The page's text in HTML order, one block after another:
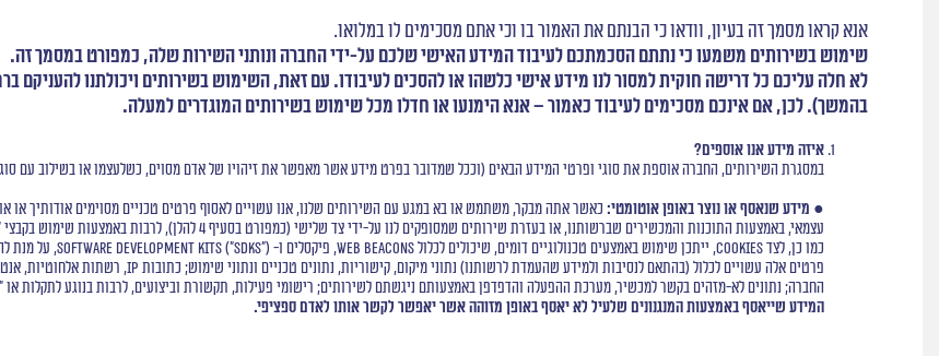
אנא קראו מסמך זה בעיון, וודאו כי הבנתם את האמור בו וכי אתם מסכימים לו במלואו.
שימוש בשירותים משמעו כי נתתם הסכמתכם לעיבוד המידע האישי שלכם על-ידי החברה ונותני השירות שלה, כמפורט במסמך זה.
לא חלה עליכם כל דרישה חוקית למסור לנו מידע אישי כלשהו או להסכים לעיבודו. עם זאת, השימוש בשירותים ויכולתנו להעניקם
בהמשך). לכן, אם אינכם מסכימים לעיבוד כאמור – אנא הימנעו או חדלו מכל שימוש בשירותים המוגדרים למעלה.
איזה מידע אנו אוספים?
במסגרת השירותים, החברה אוספת את סוגי ופרטי המידע הבאים (וככל שמדובר בפרט מידע אשר מאפשר את זיהויו של אדם מסוים, כשלעצמו או בשילוב עם
● מידע שנאסף או נוצר באופן אוטומטי: כאשר אתה מבקר, משתמש או בא במגע עם השירותים שלנו, אנו עשויים לאסוף פרטים טכניים מסוימים אודותיך או
עצמאי, באמצעות התוכנות והמכשירים שברשותנו, או בעזרת שירותים שמסופקים לנו על-ידי צד שלישי (כמפורט בסעיף 4 להלן), לרבות באמצעות שימוש בקבצי "עוגיות" וטכנולוגיות ניטור אחרות (כמפורט בסעיף 5 להלן).
כמו כן, לצד cookies, ייתכן שימוש באמצעים טכנולוגיים דומים, שיכולים לכלול web beacons, פיקסלים ו- software development kits ("SDKs"), על מנת להתאים תכנים שיוצגו לך, להתאים פרסומות שיוצגו לך ועוד (כמפורט בסעיף 5 להלן).
החברה; נתונים לא-מזהים בקשר למכשיר, מערכת ההפעלה והדפדפן באמצעותם ניגשתם לשירותים; רישומי פעילות, תקשורת וביצועים, לרבות בנוגע לתקלות
המידע שייאסף באמצעות המנגנונים שלעיל לא יאסף באופן מזוהה אשר יאפשר לקשר אותו לאדם ספציפי.